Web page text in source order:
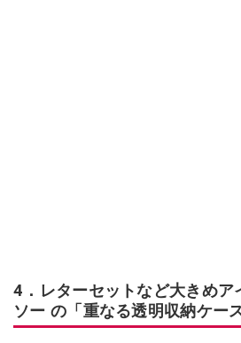
4．レターセットなど大きめア
ソー の「重なる透明収納ケー